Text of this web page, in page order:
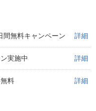
間無料キャンペーン 詳細
実施中 詳細
料 詳細